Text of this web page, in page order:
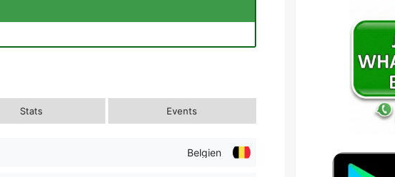
Stats Events
Belgien